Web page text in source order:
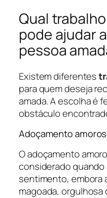
Qual
pode ajudar
pessoa
Existem diferentes
para quem deseja
amada. A escolha é
obstáculo
Adoçamento
Oadoçamento
considerado
sentimento, embora
magoada, orgulhosa